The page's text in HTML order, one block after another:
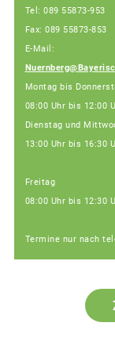
Tel: 089 55873-953
Fax: 089 55873-853
E-Mail:
Montag bis
08:00 Uhr bis 12:00
Dienstag und
13:00 Uhr bis 16:30
Freitag
08:00 Uhr bis 12:30
Termine nur nach